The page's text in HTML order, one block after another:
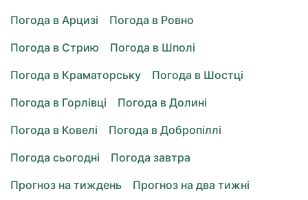
Погода в Арцизі
Погода в Ровно
Погода в Стрию
Погода в Шполі
Погода в Краматорську
Погода в Шостці
Погода в Горлівці
Погода в Долині
Погода в Ковелі
Погода в Добропіллі
Погода сьогодні
Погода завтра
Прогноз на тиждень
Прогноз на два тижні